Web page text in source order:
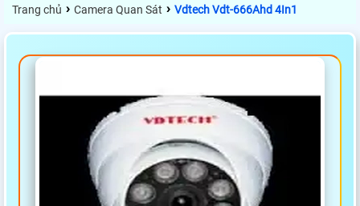
Trang chủ › Camera Quan Sát › Vdtech Vdt-666Ahd 4In1